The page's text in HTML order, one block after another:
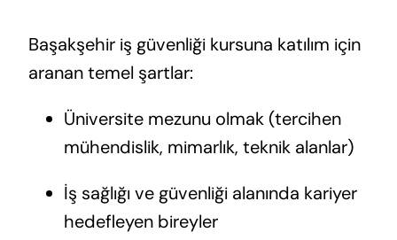
Başakşehir iş güvenliği kursuna katılım için
aranan temel şartlar:
Üniversite mezunu olmak (tercihen
mühendislik, mimarlık, teknik alanlar)
İş sağlığı ve güvenliği alanında kariyer
hedefleyen bireyler